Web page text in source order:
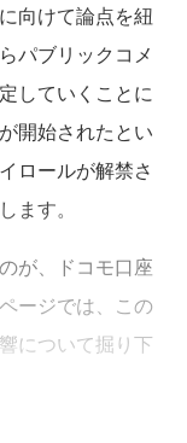
向けて論点を紐
パブリックコメ
していくことに
開始されたとい
ロールが解禁さ
ます。
が、ドコモ口座
ージでは、この
について掘り下